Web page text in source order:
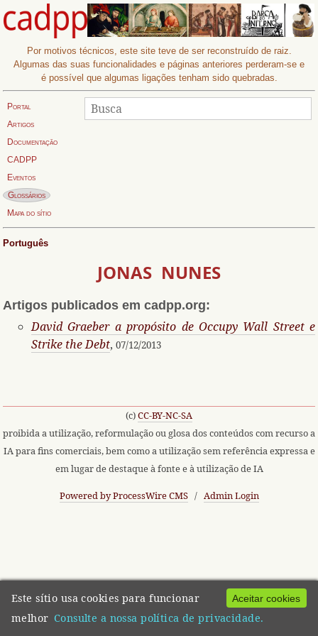
Por motivos técnicos, este site teve de ser reconstruído de raiz.
Algumas das suas funcionalidades e páginas anteriores perderam-se e
é possível que algumas ligações tenham sido quebradas.
Portal
Artigos
Documentação
CADPP
Eventos
Página actual:
Glossários
Mapa do sítio
Busca:
Procurar
Português
JONAS NUNES
Artigos publicados em cadpp.org:
David Graeber a propósito de Occupy Wall Street e
Strike the Debt, 07/12/2013
(c)CC-BY-NC-SA
proibida a utilização, reformulação ou glosa dos conteúdos com recurso a
IA para fins comerciais, bem como a utilização sem referência expressa e
em lugar de destaque à fonte e à utilização de IA
Powered by ProcessWire CMS/ Admin Login
Aceitar cookies
Este sítio usa cookies para funcionar
melhor Consulte a nossa política de privacidade.